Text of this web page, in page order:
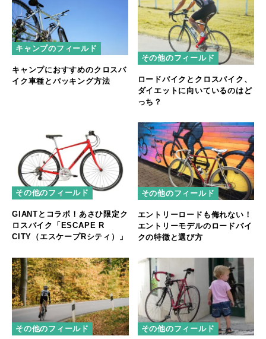
キャンプのフィールド
キャンプにおすすめのクロスバ
イク車種とパッキング方法
その他のフィールド
ロードバイクとクロスバイク、
ダイエットに向いているのはど
っち？
その他のフィールド
GIANTとコラボ！あさひ限定ク
ロスバイク「ESCAPE R
CITY（エスケープRシティ）」
その他のフィールド
エントリーロードも侮れない！
エントリーモデルのロードバイ
クの特徴と選び方
その他のフィールド その他のフィールド